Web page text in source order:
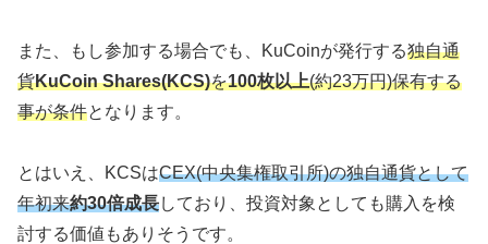
また、もし参加する場合でも、KuCoinが発行する独自通
貨KuCoin Shares(KCS)を100枚以上(約23万円)保有する
事が条件となります。
とはいえ、KCSはCEX(中央集権取引所)の独自通貨として
年初来約30倍成長しており、投資対象としても購入を検
討する価値もありそうです。